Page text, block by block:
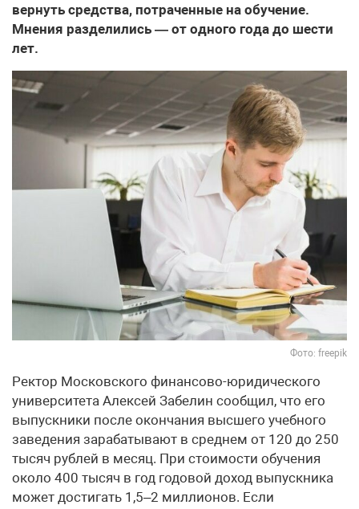
вернуть средства, потраченные на обучение.
Мнения разделились — от одного года до шести
лет.
Фото: freepik
Ректор Московского финансово-юридического
университета Алексей Забелин сообщил, что его
выпускники после окончания высшего учебного
заведения зарабатывают в среднем от 120 до 250
тысяч рублей в месяц. При стоимости обучения
около 400 тысяч в год годовой доход выпускника
может достигать 1,5–2 миллионов. Если